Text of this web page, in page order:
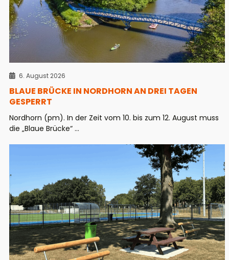
6. August 2026
BLAUE BRÜCKE IN NORDHORN AN DREI TAGEN
GESPERRT
Nordhorn (pm). In der Zeit vom 10. bis zum 12. August muss
die „Blaue Brücke“ ...